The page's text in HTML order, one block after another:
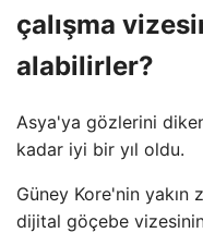
çalışma
alabilirler?
Asya'ya gözlerini
kadar iyi bir yıl oldu.
Güney Kore'nin yakın
dijital göçebe